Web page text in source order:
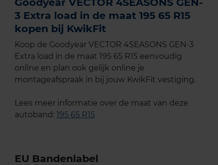
3 Extra load in de maat 195 65 R15
kopen bij KwikFit
Koop de Goodyear VECTOR 4SEASONS GEN-3
Extra load in de maat 195 65 R15 eenvoudig
online en plan ook gelijk online je
montageafspraak in bij jouw KwikFit vestiging.
Lees meer informatie over de maat van deze
autoband: 195 65 R15
EU Bandenlabel